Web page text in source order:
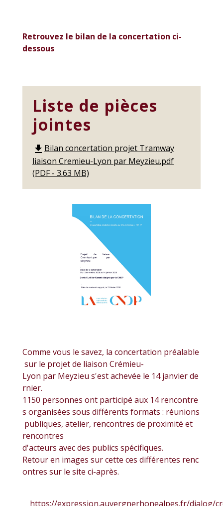
Retrouvez le bilan de la concertation ci-
dessous
Liste de pièces
jointes
file_download Bilan concertation projet Tramway
liaison Cremieu-Lyon par Meyzieu.pdf
(PDF - 3.63 MB)
Comme vous le savez, la concertation préalable
sur le projet de liaison Crémieu-
Lyon par Meyzieu s'est achevée le 14 janvier de
rnier.
1150 personnes ont participé aux 14 rencontre
s organisées sous différents formats : réunions
publiques, atelier, rencontres de proximité et
rencontres
d'acteurs avec des publics spécifiques.
Retour en images sur cette ces différentes renc
ontres sur le site ci-après.
https://expression.auvergnerhonealpes.fr/dialog/